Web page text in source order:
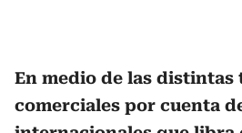
En medio de las distintas
comerciales por cuenta